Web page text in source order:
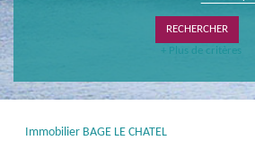
+ Plus de critères
Immobilier BAGE LE CHATEL